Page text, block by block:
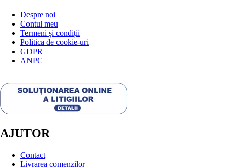
Despre noi
Contul meu
Termeni și condiții
Politica de cookie-uri
GDPR
ANPC
AJUTOR
Contact
Livrarea comenzilor